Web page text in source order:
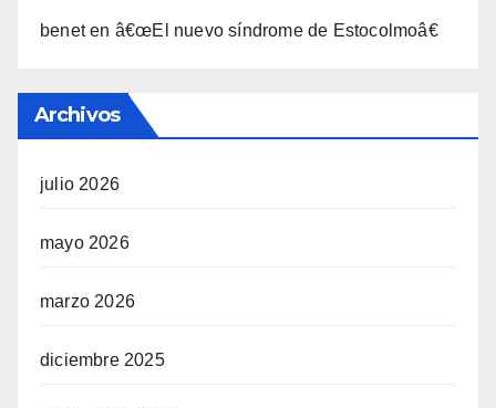
beneten â€œEl nuevo sí­ndrome de Estocolmoâ€
Archivos
julio 2026
mayo 2026
marzo 2026
diciembre 2025